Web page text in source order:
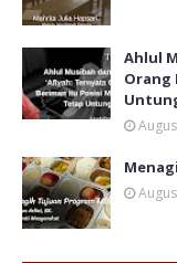
Ahlul
Orang